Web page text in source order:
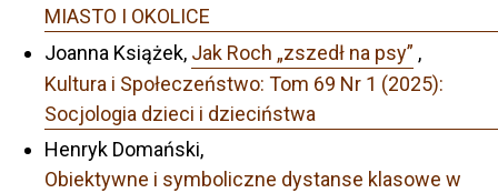
MIASTO I OKOLICE
Joanna Książek, Jak Roch „zszedł na psy” ,
Kultura i Społeczeństwo: Tom 69 Nr 1 (2025):
Socjologia dzieci i dzieciństwa
Henryk Domański,
Obiektywne i symboliczne dystanse klasowe w